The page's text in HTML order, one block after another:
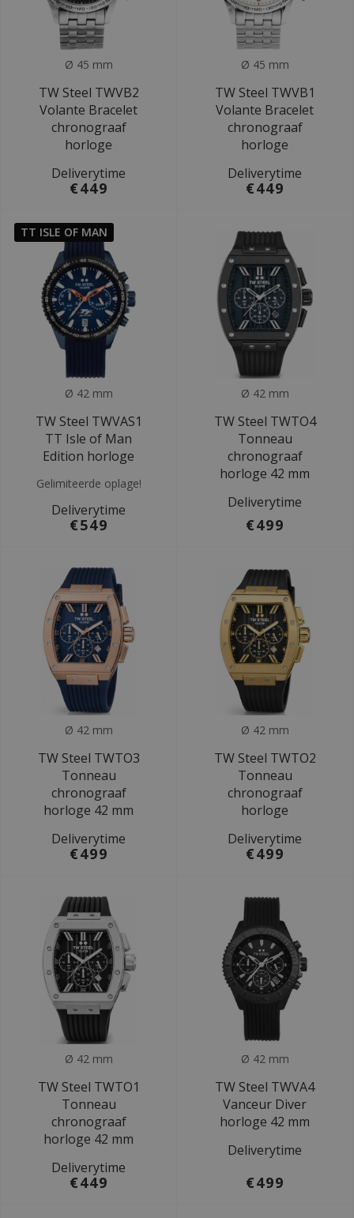
Ø 45 mm
TW Steel TWVB2
Volante Bracelet
chronograaf
horloge
Deliverytime
€449
Ø 45 mm
TW Steel TWVB1
Volante Bracelet
chronograaf
horloge
Deliverytime
€449
TT ISLE OF MAN
Ø 42 mm
TW Steel TWVAS1
TT Isle of Man
Edition horloge
Gelimiteerde oplage!
Deliverytime
€549
Ø 42 mm
TW Steel TWTO4
Tonneau
chronograaf
horloge 42 mm
Deliverytime
€499
Ø 42 mm
TW Steel TWTO3
Tonneau
chronograaf
horloge 42 mm
Deliverytime
€499
Ø 42 mm
TW Steel TWTO2
Tonneau
chronograaf
horloge
Deliverytime
€499
Ø 42 mm
TW Steel TWTO1
Tonneau
chronograaf
horloge 42 mm
Deliverytime
€449
Ø 42 mm
TW Steel TWVA4
Vanceur Diver
horloge 42 mm
Deliverytime
€499